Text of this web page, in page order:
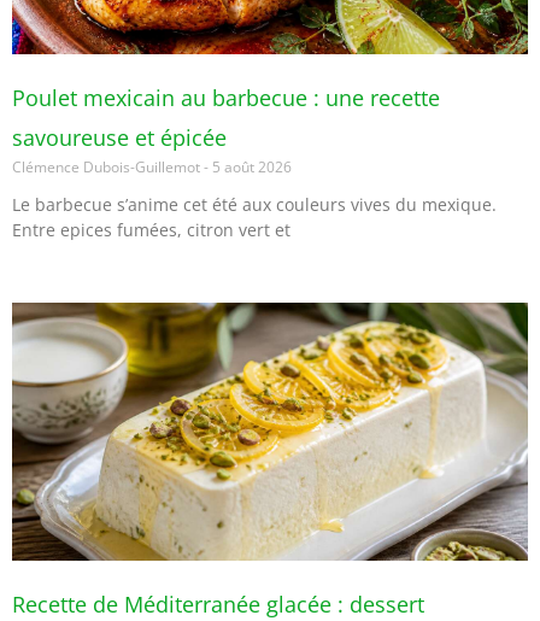
Poulet mexicain au barbecue : une recette
savoureuse et épicée
Clémence Dubois-Guillemot 5 août 2026
Le barbecue s’anime cet été aux couleurs vives du mexique.
Entre epices fumées, citron vert et
Recette de Méditerranée glacée : dessert